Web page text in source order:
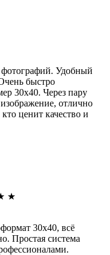
фотографий. Удобный
быстро
30х40. Через пару
отлично
ценит качество и
★
30х40, всё
Простая система